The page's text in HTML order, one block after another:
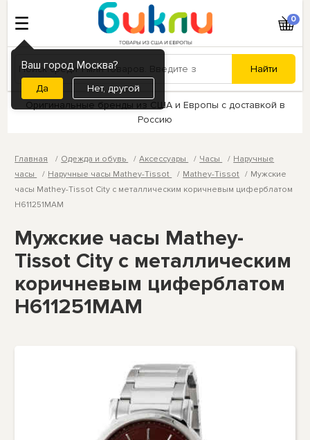
Ваш город Москва?
Нет, другой
0
Оригинальные бренды из США и Европы с доставкой в
Россию
Главная Одежда и обувь Аксессуары Часы
Наручные
часы
Наручные часы Mathey-Tissot Mathey-Tissot
Мужские
часы Mathey-Tissot City с металлическим коричневым циферблатом
H611251MAM
Мужские часы Mathey-
Tissot City с металлическим
коричневым циферблатом
H611251MAM